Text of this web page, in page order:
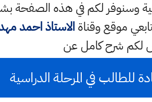
وسنوفر لكم في هذه
موقع وقناةالاستاذ احمد
شرح كامل عن
للطالب في المرحلة الدراسية